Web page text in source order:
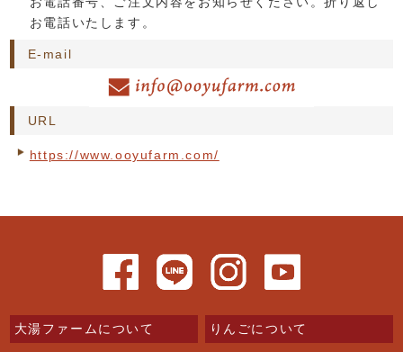
お電話いたします。
E-mail
URL
https://www.ooyufarm.com/
大湯ファームについて りんごについて